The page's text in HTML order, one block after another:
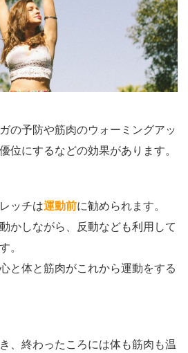
の予防や筋肉のウォーミングアッ
位にするなどの効果があります。
ッチは運動前に勧められます。
かしながら、反動なども利用して
。
と体と筋肉がこれから運動をする
、終わったころには体も筋肉も温